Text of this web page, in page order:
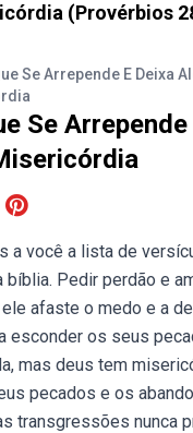
(Provérbios
Se Arrepende E Deixa
Se Arrepende
a você a lista de
bíblia. Pedir perdão e
afaste o medo e a
esconder os seus
mas deus tem
pecados e os
transgressões nunca